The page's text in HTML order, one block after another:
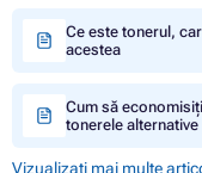
Ce este tonerul,
acestea
Cum să
tonerele alternative
Vizualizați mai multe